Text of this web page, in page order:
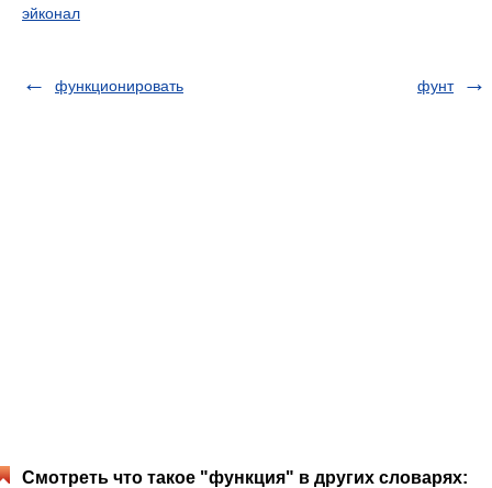
эйконал
функционировать фунт
Смотреть что такое "функция" в других словарях: